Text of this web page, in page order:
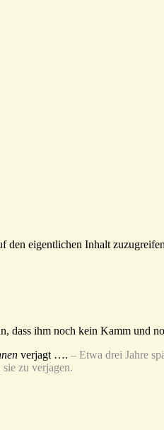
den eigentlichen Inhalt
dass ihm noch kein Kamm und
verjagt …. – Etwa drei Jahre
zu verjagen.